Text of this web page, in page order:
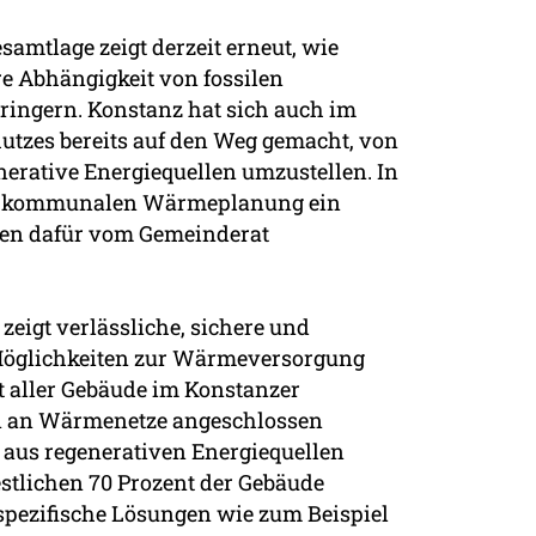
zeigt derzeit erneut, wie
Abhängigkeit von fossilen
Konstanz hat sich auch im
bereits auf den Weg gemacht, von
Energiequellen umzustellen. In
Wärmeplanung ein
dafür vom Gemeinderat
verlässliche, sichere und
zur Wärmeversorgung
aller Gebäude im Konstanzer
Wärmenetze angeschlossen
regenerativen Energiequellen
70 Prozent der Gebäude
Lösungen wie zum Beispiel